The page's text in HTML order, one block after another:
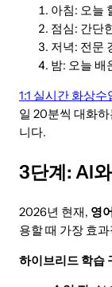
아침: 오늘
점심: 간단
저녁: 전문
밤: 오늘 배
1:1 실시간 화상수
일 20분씩 대화
니다.
3단계: AI
2026년 현재, 영
용할 때 가장 효
하이브리드 학습